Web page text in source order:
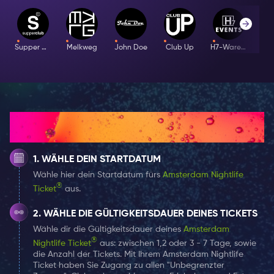
Musik: EDM, Dance, Hip-Hop & RnBLine-
up: Amsterdams Feinste - Club Prime
ResidenceKleiderordnung: Casual
ChicAlter: 18+Veranstaltungszeit: 22:00 - 04:00
Diese spezielle Veranstaltung kann ohne
zusätzliche Kosten hinzugefügt werden (eine pro
Tag). Die Auswahl dieser speziellen Veranstaltung
stellt Ihnen ein separates Ticket neben Ihrem
Amsterdam Nightlife Ticket zur Verfügung, um
Zugang zu diesem Veranstaltungsort zu erhalten.
Supper Club Melkweg John Doe Club Up H7-Warehouse
Wie es funktioniert
WÄHLE DEIN STARTDATUM
Wähle hier dein Startdatum fürs Amsterdam Nightlife
Ticket® aus.
WÄHLE DIE GÜLTIGKEITSDAUER DEINES TICKETS
Wähle dir die Gültigkeitsdauer deines Amsterdam
Nightlife Ticket® aus: zwischen 1,2 oder 3 - 7 Tage, sowie
die Anzahl der Tickets. Mit Ihrem Amsterdam Nightlife
Ticket haben Sie Zugang zu allen "Unbegrenzter